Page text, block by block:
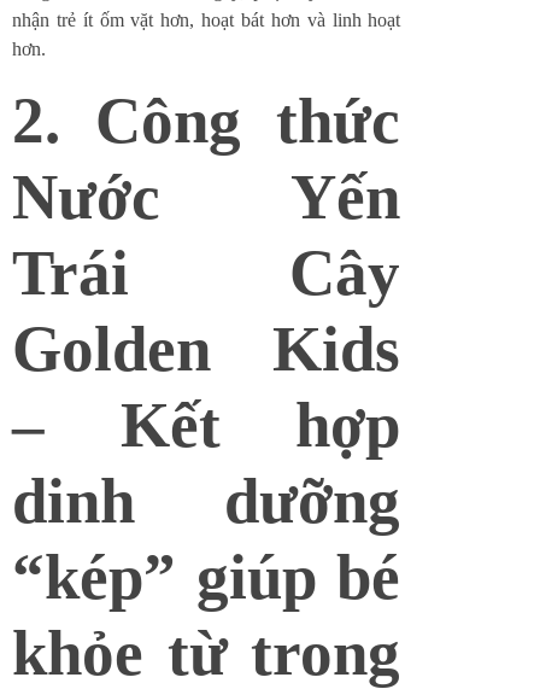
nhận trẻ ít ốm vặt hơn, hoạt bát hơn và linh hoạt
hơn.
2. Công thức
Nước Yến
Trái Cây
Golden Kids
– Kết hợp
dinh dưỡng
“kép” giúp bé
khỏe từ trong